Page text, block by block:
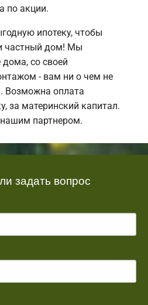
по акции.
ипотеку, чтобы
частный дом! Мы
со своей
- вам ни о чем не
Возможна оплата
за материнский капитал.
партнером.
задать вопрос